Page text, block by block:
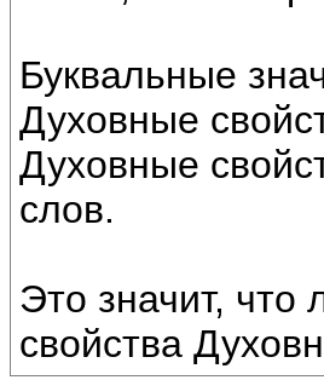
Буквальные
Духовные
Духовные
слов.
Это значит, что
свойства